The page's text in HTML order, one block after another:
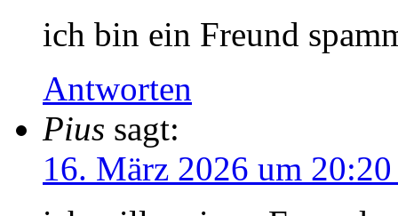
ich bin ein Freund
Antworten
Pius sagt:
16. März 2026 um